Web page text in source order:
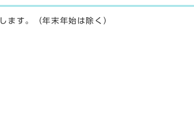
ます。（年末年始は除く）